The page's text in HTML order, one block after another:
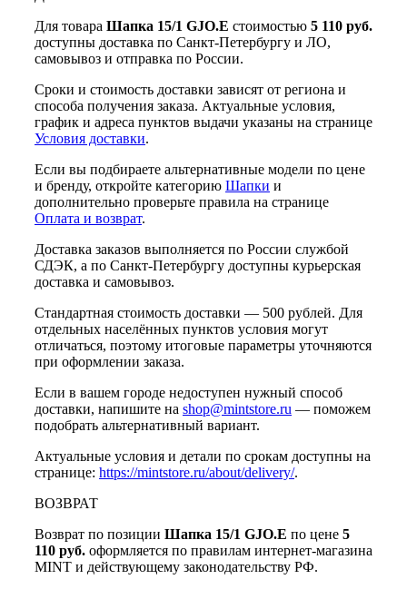
Для товара Шапка 15/1 GJO.E стоимостью 5 110 руб.
доступны доставка по Санкт-Петербургу и ЛО,
самовывоз и отправка по России.
Сроки и стоимость доставки зависят от региона и
способа получения заказа. Актуальные условия,
график и адреса пунктов выдачи указаны на странице
Условия доставки.
Если вы подбираете альтернативные модели по цене
и бренду, откройте категорию Шапки и
дополнительно проверьте правила на странице
Оплата и возврат.
Доставка заказов выполняется по России службой
СДЭК, а по Санкт-Петербургу доступны курьерская
доставка и самовывоз.
Стандартная стоимость доставки — 500 рублей. Для
отдельных населённых пунктов условия могут
отличаться, поэтому итоговые параметры уточняются
при оформлении заказа.
Если в вашем городе недоступен нужный способ
доставки, напишите на shop@mintstore.ru — поможем
подобрать альтернативный вариант.
Актуальные условия и детали по срокам доступны на
странице: https://mintstore.ru/about/delivery/.
ВОЗВРАТ
Возврат по позиции Шапка 15/1 GJO.E по цене 5
110 руб. оформляется по правилам интернет-магазина
MINT и действующему законодательству РФ.